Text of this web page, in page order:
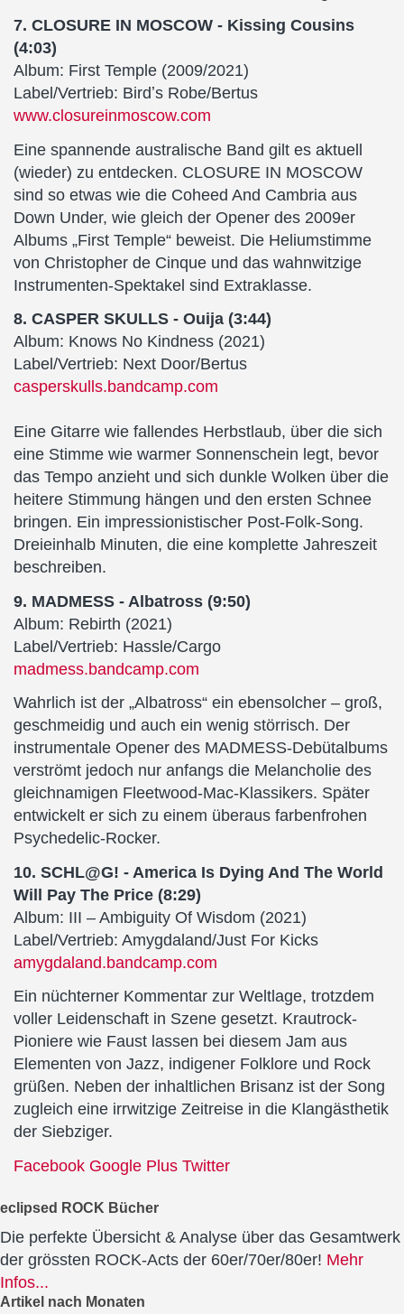
7. CLOSURE IN MOSCOW - Kissing Cousins
(4:03)
Album: First Temple (2009/2021)
Label/Vertrieb: Birdʼs Robe/Bertus
www.closureinmoscow.com
Eine spannende australische Band gilt es aktuell
(wieder) zu entdecken. CLOSURE IN MOSCOW
sind so etwas wie die Coheed And Cambria aus
Down Under, wie gleich der Opener des 2009er
Albums „First Temple“ beweist. Die Heliumstimme
von Christopher de Cinque und das wahnwitzige
Instrumenten-Spektakel sind Extraklasse.
8. CASPER SKULLS - Ouija (3:44)
Album: Knows No Kindness (2021)
Label/Vertrieb: Next Door/Bertus
casperskulls.bandcamp.com
Eine Gitarre wie fallendes Herbstlaub, über die sich
eine Stimme wie warmer Sonnenschein legt, bevor
das Tempo anzieht und sich dunkle Wolken über die
heitere Stimmung hängen und den ersten Schnee
bringen. Ein impressionistischer Post-Folk-Song.
Dreieinhalb Minuten, die eine komplette Jahreszeit
beschreiben.
9. MADMESS - Albatross (9:50)
Album: Rebirth (2021)
Label/Vertrieb: Hassle/Cargo
madmess.bandcamp.com
Wahrlich ist der „Albatross“ ein ebensolcher – groß,
geschmeidig und auch ein wenig störrisch. Der
instrumentale Opener des MADMESS-Debütalbums
verströmt jedoch nur anfangs die Melancholie des
gleichnamigen Fleetwood-Mac-Klassikers. Später
entwickelt er sich zu einem überaus farbenfrohen
Psychedelic-Rocker.
10. SCHL@G! - America Is Dying And The World
Will Pay The Price (8:29)
Album: III – Ambiguity Of Wisdom (2021)
Label/Vertrieb: Amygdaland/Just For Kicks
amygdaland.bandcamp.com
Ein nüchterner Kommentar zur Weltlage, trotzdem
voller Leidenschaft in Szene gesetzt. Krautrock-
Pioniere wie Faust lassen bei diesem Jam aus
Elementen von Jazz, indigener Folklore und Rock
grüßen. Neben der inhaltlichen Brisanz ist der Song
zugleich eine irrwitzige Zeitreise in die Klangästhetik
der Siebziger.
Facebook Google Plus Twitter
eclipsed ROCK Bücher
Die perfekte Übersicht & Analyse über das Gesamtwerk
der grössten ROCK-Acts der 60er/70er/80er! Mehr
Infos...
Artikel nach Monaten